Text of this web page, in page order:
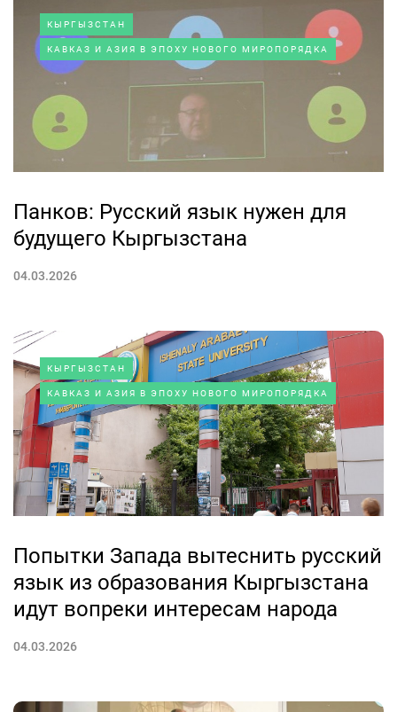
КЫРГЫЗСТАН
КАВКАЗ И АЗИЯ В ЭПОХУ НОВОГО МИРОПОРЯДКА
Панков: Русский язык нужен для
будущего Кыргызстана
04.03.2026
КЫРГЫЗСТАН
КАВКАЗ И АЗИЯ В ЭПОХУ НОВОГО МИРОПОРЯДКА
Попытки Запада вытеснить русский
язык из образования Кыргызстана
идут вопреки интересам народа
04.03.2026